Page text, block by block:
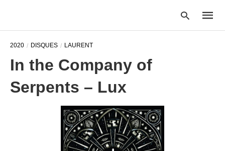
2020 DISQUES LAURENT
In the Company of
Serpents – Lux